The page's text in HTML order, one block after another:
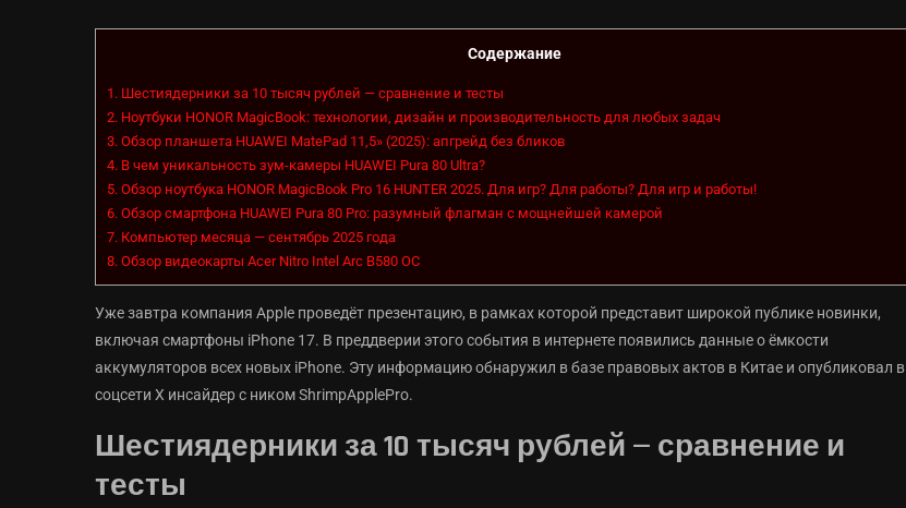
Содержание
1. Шестиядерники за 10 тысяч рублей — сравнение и тесты
2. Ноутбуки HONOR MagicBook: технологии, дизайн и производительность для любых задач
3. Обзор планшета HUAWEI MatePad 11,5» (2025): апгрейд без бликов
4. В чем уникальность зум-камеры HUAWEI Pura 80 Ultra?
5. Обзор ноутбука HONOR MagicBook Pro 16 HUNTER 2025. Для игр? Для работы? Для игр и работы!
6. Обзор смартфона HUAWEI Pura 80 Pro: разумный флагман с мощнейшей камерой
7. Компьютер месяца — сентябрь 2025 года
8. Обзор видеокарты Acer Nitro Intel Arc B580 OC
Уже завтра компания Apple проведёт презентацию, в рамках которой представит широкой публике новинки,
включая смартфоны iPhone 17. В преддверии этого события в интернете появились данные о ёмкости
аккумуляторов всех новых iPhone. Эту информацию обнаружил в базе правовых актов в Китае и опубликовал в
соцсети X инсайдер с ником ShrimpApplePro.
Шестиядерники за 10 тысяч рублей — сравнение и
тесты